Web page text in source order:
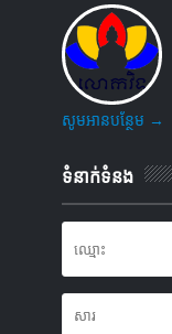
សូមអានបន្ថែម →
ទំនាក់ទំនង